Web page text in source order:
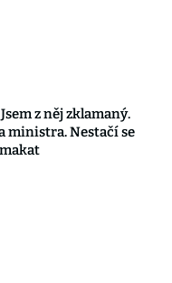
z něj zklamaný.
ministra. Nestačí se